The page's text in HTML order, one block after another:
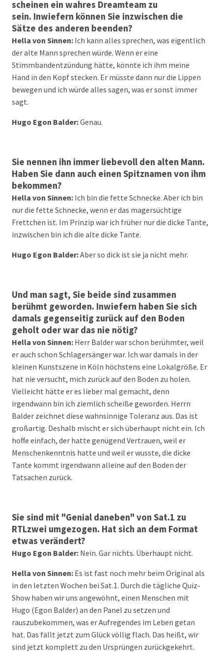
scheinen ein wahres Dreamteam zu
sein. Inwiefern können Sie inzwischen die
Sätze des anderen beenden?
Hella von Sinnen: Ich kann alles sprechen, was eigentlich
der alte Mann sprechen würde. Wenn er eine
Stimmbandentzündung hätte, könnte ich ihm meine
Hand in den Kopf stecken. Er müsste dann nur die Lippen
bewegen und ich würde alles sagen, was er sonst immer
sagt.
Hugo Egon Balder:Genau.
Sie nennen ihn immer liebevoll den alten Mann.
Haben Sie dann auch einen Spitznamen von ihm
bekommen?
Hella von Sinnen: Ich bin die fette Schnecke. Aber ich bin
nur die fette Schnecke, wenn er das magersüchtige
Frettchen ist. Im Prinzip war ich früher nur die dicke Tante,
inzwischen bin ich die alte dicke Tante.
Hugo Egon Balder:Aber so dick ist sie ja nicht mehr.
Und man sagt, Sie beide sind zusammen
berühmt geworden. Inwiefern haben Sie sich
damals gegenseitig zurück auf den Boden
geholt oder war das nie nötig?
Hella von Sinnen: Herr Balder war schon berühmter, weil
er auch schon Schlagersänger war. Ich war damals in der
kleinen Kunstszene in Köln höchstens eine Lokalgröße. Er
hat nie versucht, mich zurück auf den Boden zu holen.
Vielleicht hätte er es lieber mal gemacht, denn
irgendwann bin ich ziemlich scheiße geworden. Herrn
Balder zeichnet diese wahnsinnige Toleranz aus. Das ist
großartig. Deshalb mischt er sich überhaupt nicht ein. Ich
hoffe einfach, der hatte genügend Vertrauen, weil er
Menschenkenntnis hatte und weil er wusste, die dicke
Tante kommt irgendwann alleine auf den Boden der
Tatsachen zurück.
Sie sind mit "Genial daneben" von Sat.1 zu
RTLzwei umgezogen. Hat sich an dem Format
etwas verändert?
Hugo Egon Balder: Nein. Gar nichts. Überhaupt nicht.
Hella von Sinnen: Es ist fast noch mehr beim Original als
in den letzten Wochen bei Sat.1. Durch die tägliche Quiz-
Show haben wir uns angewöhnt, einen Menschen mit
Hugo (Egon Balder) an den Panel zu setzen und
rauszubekommen, was er Aufregendes im Leben getan
hat. Das fällt jetzt zum Glück völlig flach. Das heißt, wir
sind jetzt komplett zu den Ursprüngen zurückgekehrt.